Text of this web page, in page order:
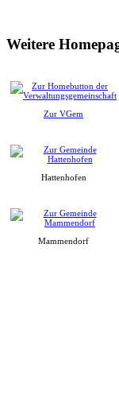
Weitere
Zur VGem
Hattenhofen
Mammendorf